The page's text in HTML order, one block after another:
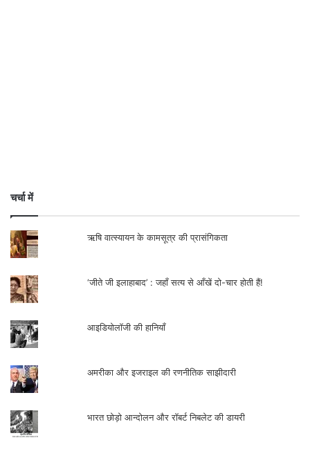
चर्चा में
ऋषि वात्स्यायन के कामसूत्र की प्रासंगिकता
‘जीते जी इलाहाबाद’ : जहाँ सत्य से आँखें दो-चार होती हैं!
आइडियोलॉजी की हानियाँ
अमरीका और इजराइल की रणनीतिक साझीदारी
भारत छोड़ो आन्दोलन और रॉबर्ट निबलेट की डायरी